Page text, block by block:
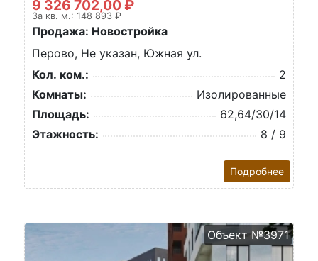
9 326 702,00 ₽
За кв. м.: 148 893 ₽
Продажа: Новостройка
Перово, Не указан, Южная ул.
Кол. ком.:
2
Комнаты:
Изолированные
Площадь:
62,64/30/14
Этажность:
8 / 9
Подробнее
Объект №3971